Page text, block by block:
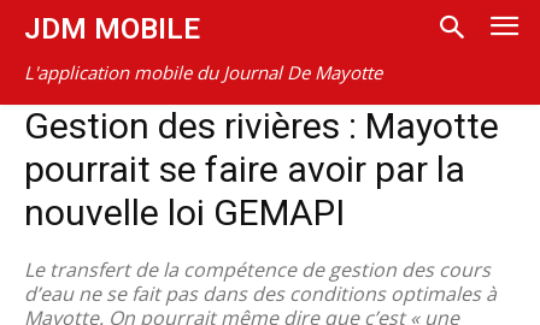
JDM MOBILE
L'application mobile du Journal De Mayotte
Gestion des rivières : Mayotte
pourrait se faire avoir par la
nouvelle loi GEMAPI
Le transfert de la compétence de gestion des cours
d’eau ne se fait pas dans des conditions optimales à
Mayotte. On pourrait même dire que c’est « une